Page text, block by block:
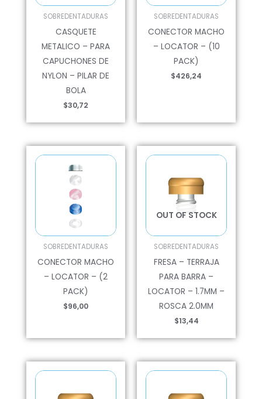
SOBREDENTADURAS
CASQUETE
METALICO – PARA
CAPUCHONES DE
NYLON – PILAR DE
BOLA
$30,72
SOBREDENTADURAS
CONECTOR MACHO
– LOCATOR – (10
PACK)
$426,24
SOBREDENTADURAS
CONECTOR MACHO
– LOCATOR – (2
PACK)
$96,00
OUT OF STOCK
SOBREDENTADURAS
FRESA – TERRAJA
PARA BARRA –
LOCATOR – 1.7MM –
ROSCA 2.0MM
$13,44